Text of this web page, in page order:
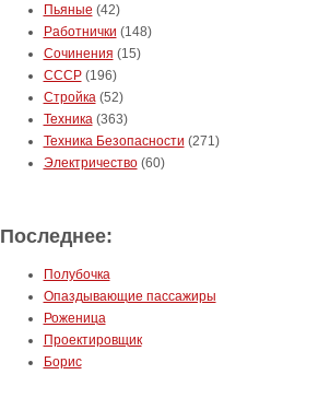
Пьяные (42)
Работнички (148)
Сочинения (15)
СССР(196)
Стройка(52)
Техника(363)
Техника Безопасности (271)
Электричество(60)
Последнее:
Полубочка
Опаздывающие пассажиры
Роженица
Проектировщик
Борис